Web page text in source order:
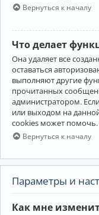
Вернуться к началу
Что делает
Она удаляет все
оставаться
выполняют другие
прочитанных
администратором.
или выходом на
cookies может помочь.
Вернуться к началу
Параметры и
Как мне